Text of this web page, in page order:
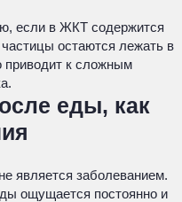
если в ЖКТ содержится
остаются лежать в
приводит к сложным
еды, как
является заболеванием.
ощущается постоянно и